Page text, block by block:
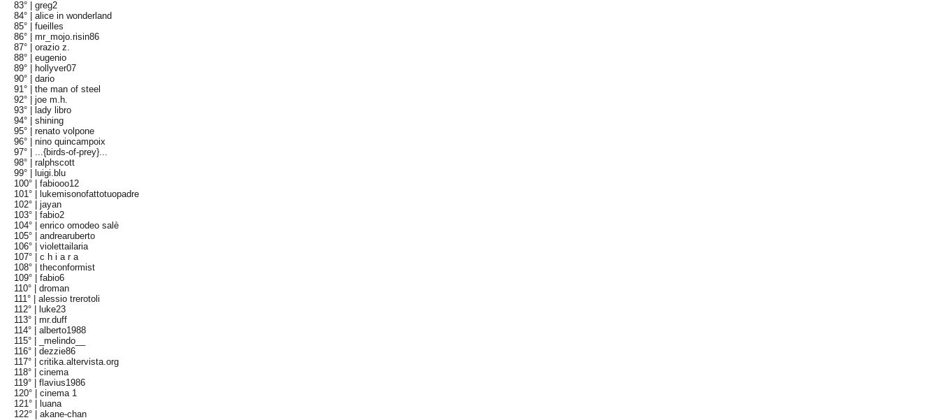
83° |greg2
84° |alice in wonderland
85° |fueilles
86° |mr_mojo.risin86
87° |orazio z.
88° |eugenio
89° |
hollyver07
90° |dario
91° |the man of steel
92° |joe m.h.
93° |
lady libro
94° |shining
95° |renato volpone
96° |nino quincampoix
97° | ...{birds-of-prey}...
98° |ralphscott
99° |
luigi.blu
100° |fabiooo12
101° |
lukemisonofattotuopadre
102° |jayan
103° |fabio2
104° |enrico omodeo salè
105° |andrearuberto
106° |violettailaria
107° |c h i a r a
108° |theconformist
109° |fabio6
110° |droman
111° |alessio trerotoli
112° |
luke23
113° |mr.duff
114° |alberto1988
115° |
_melindo__
116° |dezzie86
117° |critika.altervista.org
118° |cinema
119° |flavius1986
120° |cinema 1
121° |
luana
122° |akane-chan